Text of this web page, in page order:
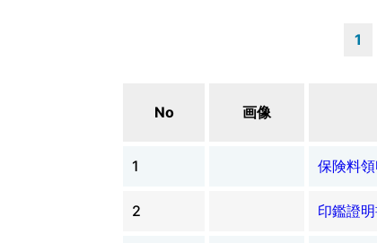
1
No 画像
1 保険料
2 印鑑證